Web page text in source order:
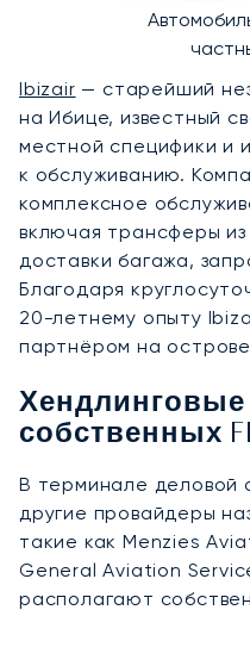
Ibizair — старейший
на Ибице, известный
местной специфики и
к обслуживанию.
комплексное
включая трансферы
доставки багажа,
Благодаря
20-летнему опыту
партнёром на
Хендлинговые
собственных
В терминале деловой
другие провайдеры
такие как Menzies
General Aviation
располагают